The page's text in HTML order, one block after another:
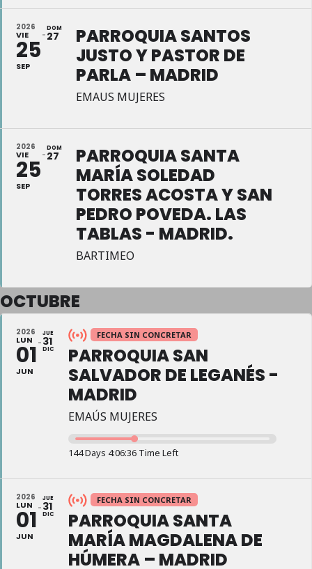
2026
VIE
25
SEP
DOM
27
PARROQUIA SANTOS
JUSTO Y PASTOR DE
PARLA – MADRID
EMAUS MUJERES
2026
VIE
25
SEP
DOM
27
PARROQUIA SANTA
MARÍA SOLEDAD
TORRES ACOSTA Y SAN
PEDRO POVEDA. LAS
TABLAS - MADRID.
BARTIMEO
OCTUBRE
2026
LUN
01
JUN
JUE
31
DIC
FECHA SIN CONCRETAR
PARROQUIA SAN
SALVADOR DE LEGANÉS -
MADRID
EMAÚS MUJERES
144 Days 4:06:35 Time Left
2026
LUN
01
JUN
JUE
31
DIC
FECHA SIN CONCRETAR
PARROQUIA SANTA
MARÍA MAGDALENA DE
HÚMERA – MADRID